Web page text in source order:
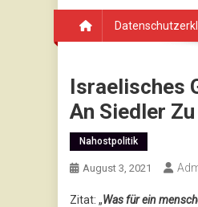
Israelisches
An Siedler
Nahostpolitik
August 3, 2021
Zitat: „Was für ein